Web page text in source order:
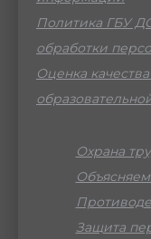
Политика ГБУ
обработки
Оценка
Охрана
Защита